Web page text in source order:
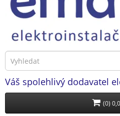
Váš spolehlivý dodavatel
(0)